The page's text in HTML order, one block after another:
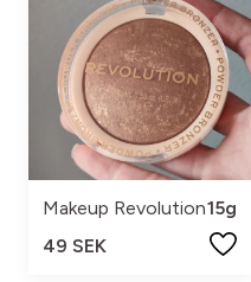
Makeup Revolution15g
49 SEK